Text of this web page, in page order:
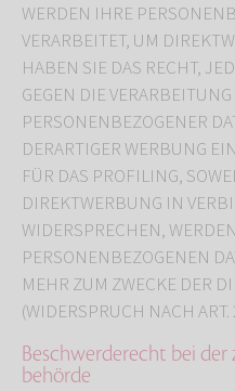
WERDEN IHRE
VERARBEITET, UM
HABEN SIE DAS RECHT,
GEGEN DIE
PERSONENBEZOGENER
DERARTIGER WERBUNG
FÜR DAS PROFILING,
DIREKTWERBUNG IN
WIDERSPRECHEN,
PERSONENBEZOGENEN
MEHR ZUM ZWECKE DER
(WIDERSPRUCH NACH ART.
Beschwerde­recht bei
behörde